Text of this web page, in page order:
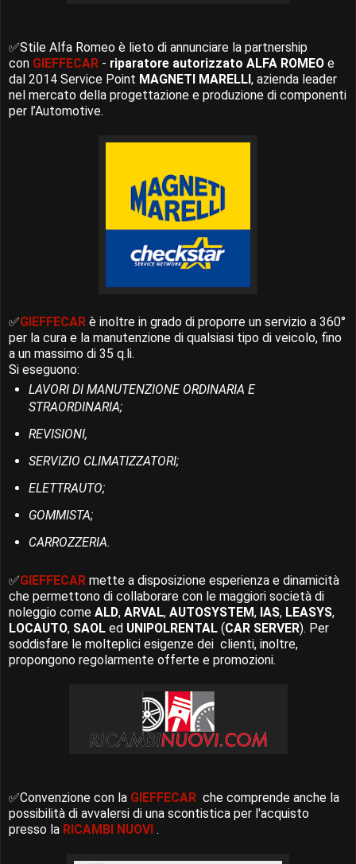
✅Stile Alfa Romeo è lieto di annunciare la partnership
con GIEFFECAR - riparatore autorizzato ALFA ROMEO e
dal 2014 Service Point MAGNETI MARELLI , azienda leader
nel mercato della progettazione e produzione di componenti
per l’Automotive.
✅GIEFFECAR è inoltre in grado di proporre un servizio a 360°
per la cura e la manutenzione di qualsiasi tipo di veicolo, fino
a un massimo di 35 q.li.
Si eseguono:
LAVORI DI MANUTENZIONE ORDINARIA E
STRAORDINARIA;
REVISIONI,
SERVIZIO CLIMATIZZATORI;
ELETTRAUTO;
GOMMISTA;
CARROZZERIA.
✅GIEFFECAR mette a disposizione esperienza e dinamicità
che permettono di collaborare con le maggiori società di
noleggio come ALD, ARVAL, AUTOSYSTEM, IAS, LEASYS,
LOCAUTO, SAOL ed UNIPOLRENTAL (CAR SERVER). Per
soddisfare le molteplici esigenze dei clienti, inoltre,
propongono regolarmente offerte e promozioni.
✅Convenzione con la GIEFFECAR che comprende anche la
possibilità di avvalersi di una scontistica per l'acquisto
presso la RICAMBI NUOVI .